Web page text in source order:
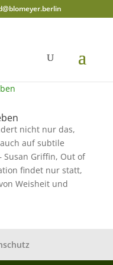
nicht nur das,
auf subtile
Susan Griffin, Out of
findet nur statt,
Weisheit und